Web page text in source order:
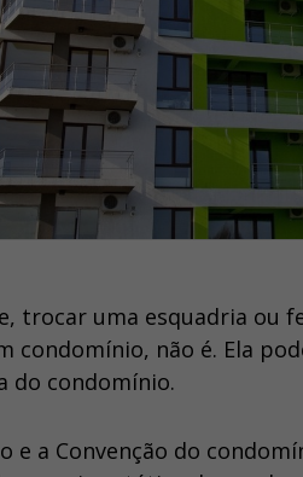
trocar uma esquadria ou
condomínio, não é. Ela
do condomínio.
e a Convenção do